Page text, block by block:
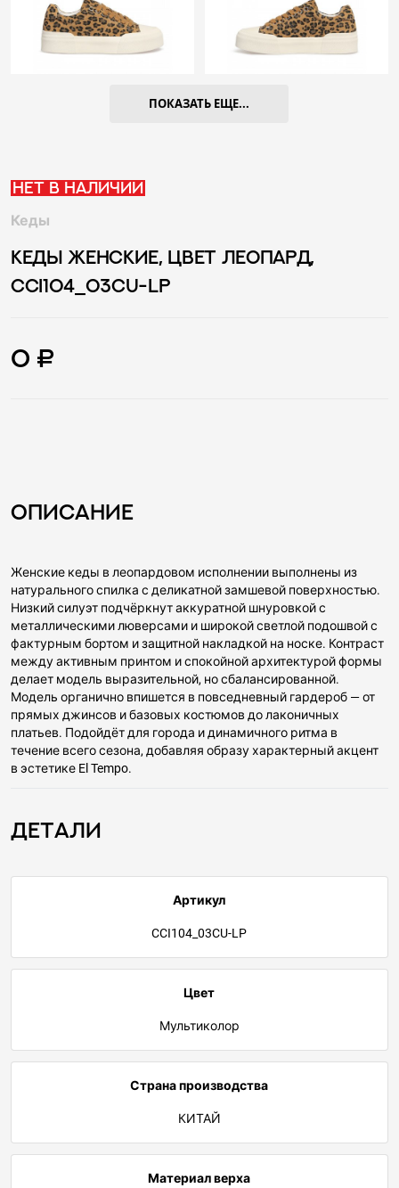
ПОКАЗАТЬ ЕЩЕ...
Нет в наличии
Кеды
КЕДЫ ЖЕНСКИЕ, ЦВЕТ ЛЕОПАРД,
CCI104_03CU-LP
0 ₽
Описание
Женские кеды в леопардовом исполнении выполнены из
натурального спилка с деликатной замшевой поверхностью.
Низкий силуэт подчёркнут аккуратной шнуровкой с
металлическими люверсами и широкой светлой подошвой с
фактурным бортом и защитной накладкой на носке. Контраст
между активным принтом и спокойной архитектурой формы
делает модель выразительной, но сбалансированной.
Модель органично впишется в повседневный гардероб — от
прямых джинсов и базовых костюмов до лаконичных
платьев. Подойдёт для города и динамичного ритма в
течение всего сезона, добавляя образу характерный акцент
в эстетике El Tempo.
Детали
Артикул
CCI104_03CU-LP
Цвет
Мультиколор
Страна производства
КИТАЙ
Материал верха